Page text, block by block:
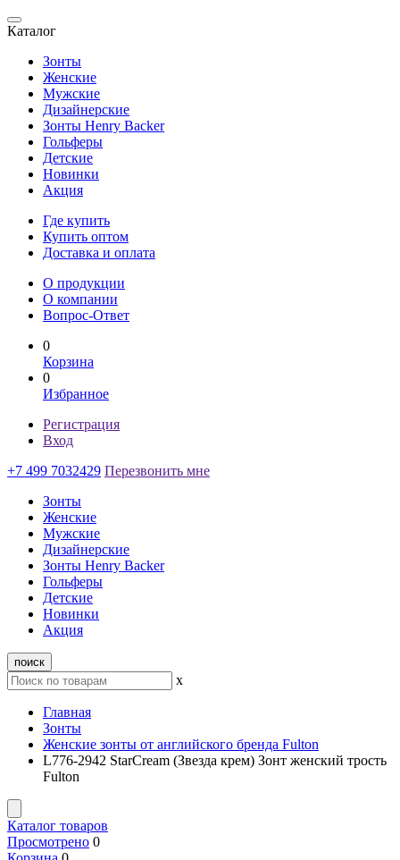
Каталог
Зонты
Женские
Мужские
Дизайнерские
Зонты Henry Backer
Гольферы
Детские
Новинки
Акция
Где купить
Купить оптом
Доставка и оплата
О продукции
О компании
Вопрос-Ответ
0
Корзина
0
Избранное
Регистрация
Вход
+7 499 7032429 Перезвонить мне
Зонты
Женские
Мужские
Дизайнерские
Зонты Henry Backer
Гольферы
Детские
Новинки
Акция
поиск
x
Главная
Зонты
Женские зонты от английского бренда Fulton
L776-2942 StarCream (Звезда крем) Зонт женский трость
Fulton
Каталог товаров
Просмотрено 0